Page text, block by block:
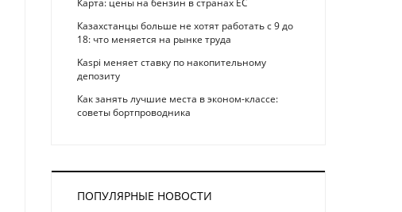
Карта: цены на бензин в странах ЕС
Казахстанцы больше не хотят работать с 9 до
18: что меняется на рынке труда
Kaspi меняет ставку по накопительному
депозиту
Как занять лучшие места в эконом-классе:
советы бортпроводника
ПОПУЛЯРНЫЕ НОВОСТИ